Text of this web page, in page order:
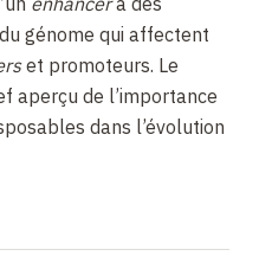
génome qui affectent
et promoteurs. Le
aperçu de l’importance
dans l’évolution